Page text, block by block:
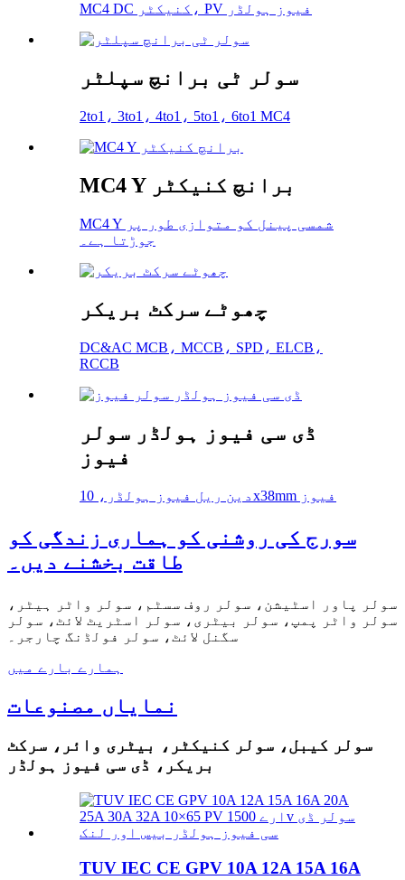
MC4 DC کنیکٹر، PV فیوز ہولڈر
سولر ٹی برانچ سپلٹر
2to1، 3to1، 4to1، 5to1، 6to1 MC4
MC4 Y برانچ کنیکٹر
MC4 Y شمسی پینل کو متوازی طور پر
جوڑتا ہے۔
چھوٹے سرکٹ بریکر
DC&AC MCB، MCCB، SPD، ELCB،
RCCB
ڈی سی فیوز ہولڈر سولر
فیوز
دین ریل فیوز ہولڈر، 10x38mm فیوز
سورج کی روشنی کو ہماری زندگی کو
طاقت بخشنے دیں۔
سولر پاور اسٹیشن، سولر روف سسٹم، سولر واٹر ہیٹر،
سولر واٹر پمپ، سولر بیٹری، سولر اسٹریٹ لائٹ، سولر
سگنل لائٹ، سولر فولڈنگ چارجر۔
ہمارے بارے میں
نمایاں مصنوعات
سولر کیبل، سولر کنیکٹر، بیٹری وائر، سرکٹ
بریکر، ڈی سی فیوز ہولڈر
TUV IEC CE GPV 10A 12A 15A 16A